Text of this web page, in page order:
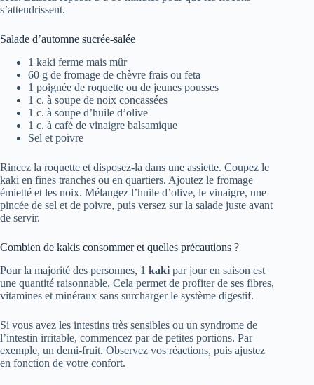
s’attendrissent.
Salade d’automne sucrée-salée
1 kaki ferme mais mûr
60 g de fromage de chèvre frais ou feta
1 poignée de roquette ou de jeunes pousses
1 c. à soupe de noix concassées
1 c. à soupe d’huile d’olive
1 c. à café de vinaigre balsamique
Sel et poivre
Rincez la roquette et disposez-la dans une assiette. Coupez le
kaki en fines tranches ou en quartiers. Ajoutez le fromage
émietté et les noix. Mélangez l’huile d’olive, le vinaigre, une
pincée de sel et de poivre, puis versez sur la salade juste avant
de servir.
Combien de kakis consommer et quelles précautions ?
Pour la majorité des personnes, 1 kaki par jour en saison est
une quantité raisonnable. Cela permet de profiter de ses fibres,
vitamines et minéraux sans surcharger le système digestif.
Si vous avez les intestins très sensibles ou un syndrome de
l’intestin irritable, commencez par de petites portions. Par
exemple, un demi-fruit. Observez vos réactions, puis ajustez
en fonction de votre confort.